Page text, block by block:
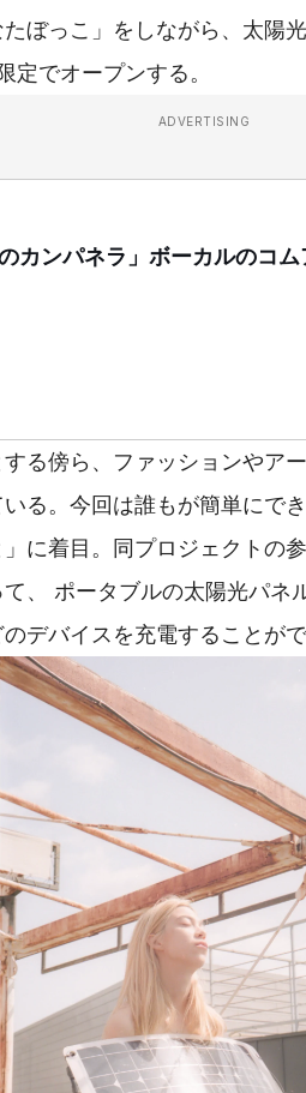
ぼっこ」をしながら、太陽
定でオープンする。
ADVERTISING
のカンパネラ」ボーカルのコ
る傍ら、ファッションやア
る。今回は誰もが簡単にで
に着目。同プロジェクトの
て、 ポータブルの太陽光パ
デバイスを充電することがで